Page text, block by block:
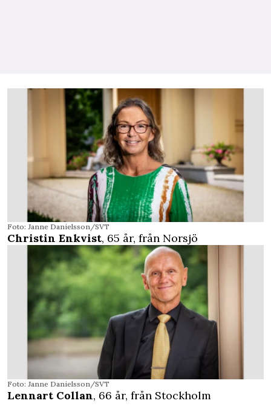
Foto: Janne Danielsson/SVT
Christin Enkvist, 65 år, från Norsjö
Foto: Janne Danielsson/SVT
Lennart Collan, 66 år, från Stockholm